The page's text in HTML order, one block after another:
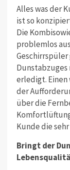
Alles was der
ist so
Die
problemlos
erledigt. Einen
der
über die
Kunde die
Bringt der